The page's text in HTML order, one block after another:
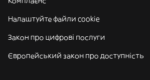
Налаштуйте файли cookie
Закон про цифрові послуги
Європейський закон про доступність